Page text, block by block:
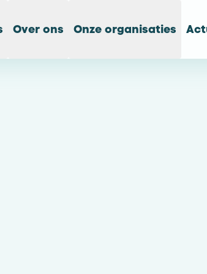
Over ons Onze organisaties